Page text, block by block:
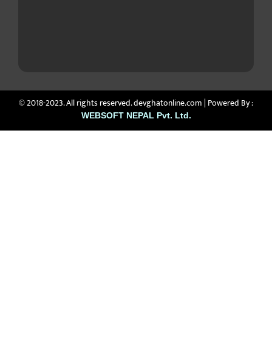
© 2018-2023. All rights reserved. devghatonline.com | Powered By :
WEBSOFT NEPAL Pvt. Ltd.